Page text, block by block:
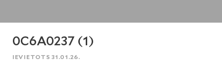
0C6A0237 (1)
IEVIETOTS 31.01.26.